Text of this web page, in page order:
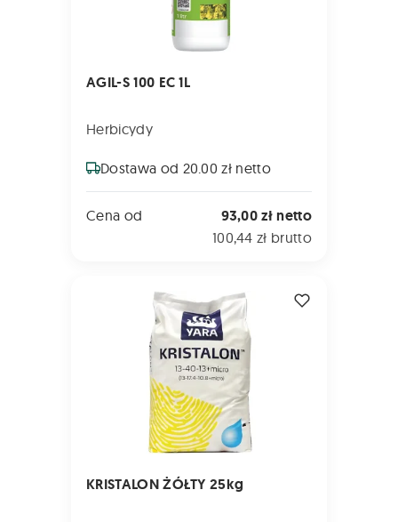
AGIL-S 100 EC 1L
Herbicydy
Dostawa od 20.00 zł netto
Cena od 93,00 zł netto
100,44 zł brutto
KRISTALON ŻÓŁTY 25kg